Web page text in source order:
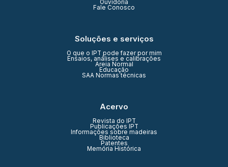
Ouvidoria
Fale Conosco
Soluções e serviços
O que o IPT pode fazer por mim
Ensaios, análises e calibrações
Areia Normal
Educação
SAA Normas técnicas
Acervo
Revista do IPT
Publicações IPT
Informações sobre madeiras
Biblioteca
Patentes
Memória Histórica